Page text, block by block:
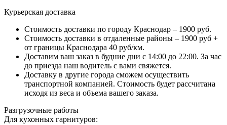
Курьерская доставка
Стоимость доставки по городу Краснодар – 1900 руб.
Стоимость доставки в отдаленные районы – 1900 руб +
от границы Краснодара 40 руб/км.
Доставим ваш заказ в будние дни с 14:00 до 22:00. За час
до приезда наш водитель с вами свяжется.
Доставку в другие города сможем осуществить
транспортной компанией. Стоимость будет рассчитана
исходя из веса и объема вашего заказа.
Разгрузочные работы
Для кухонных гарнитуров: